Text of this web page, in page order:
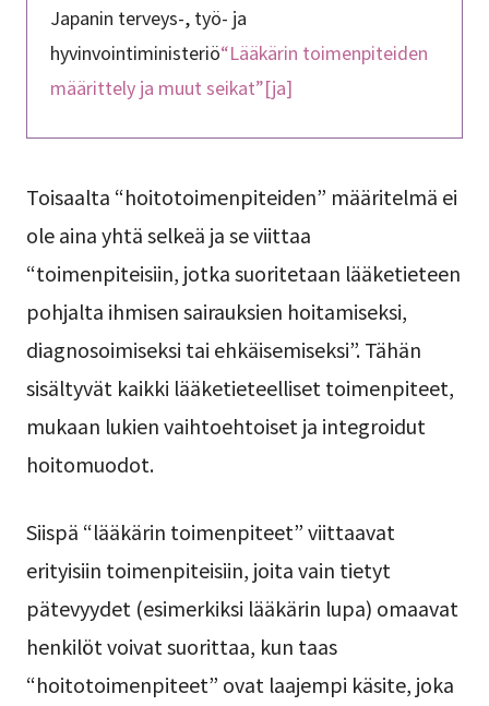
Japanin terveys-, työ- ja
hyvinvointiministeriö“Lääkärin toimenpiteiden
määrittely ja muut seikat”[ja]
Toisaalta “hoitotoimenpiteiden” määritelmä ei
ole aina yhtä selkeä ja se viittaa
“toimenpiteisiin, jotka suoritetaan lääketieteen
pohjalta ihmisen sairauksien hoitamiseksi,
diagnosoimiseksi tai ehkäisemiseksi”. Tähän
sisältyvät kaikki lääketieteelliset toimenpiteet,
mukaan lukien vaihtoehtoiset ja integroidut
hoitomuodot.
Siispä “lääkärin toimenpiteet” viittaavat
erityisiin toimenpiteisiin, joita vain tietyt
pätevyydet (esimerkiksi lääkärin lupa) omaavat
henkilöt voivat suorittaa, kun taas
“hoitotoimenpiteet” ovat laajempi käsite, joka